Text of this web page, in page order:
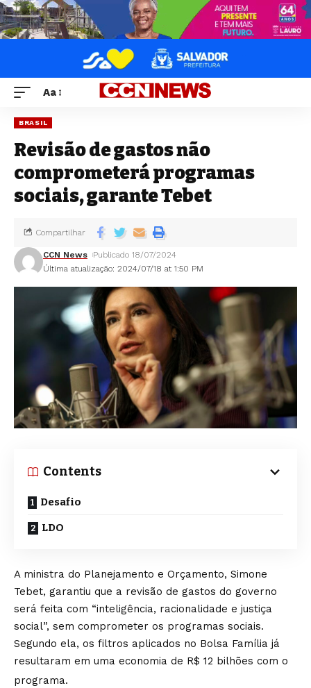
Aa
BRASIL
Revisão de gastos não
comprometerá programas
sociais, garante Tebet
Última atualização: 2024/07/18 at 1:50 PM
CCN News Publicado 18/07/2024
Compartilhar
Contents
Desafio
LDO
A ministra do Planejamento e Orçamento, Simone
Tebet, garantiu que a revisão de gastos do governo
será feita com “inteligência, racionalidade e justiça
social”, sem comprometer os programas sociais.
Segundo ela, os filtros aplicados no Bolsa Família já
resultaram em uma economia de R$ 12 bilhões com o
programa.